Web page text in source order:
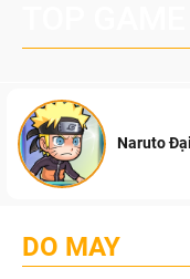
Naruto
DO MAY